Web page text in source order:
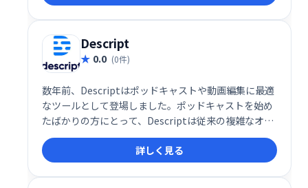
用できます。手軽に高品質な動画を作成したい方にお
すすめです。
Descript
0.0 (0件)
数年前、Descriptはポッドキャストや動画編集に最適
なツールとして登場しました。ポッドキャストを始め
たばかりの方にとって、Descriptは従来の複雑なオー
ディオ編集ツールとはまったく異なる、新しいタイプ
のオーディオエディタです。今年初め、私はポッドキ
ャストチャンネルを開設し、編集にはすべてDescript
を使いました。
詳しく見る